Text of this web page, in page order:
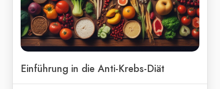
Einführung in die Anti-Krebs-Diät